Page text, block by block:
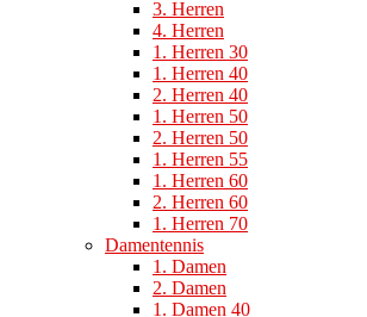
3. Herren
4. Herren
1. Herren 30
1. Herren 40
2. Herren 40
1. Herren 50
2. Herren 50
1. Herren 55
1. Herren 60
2. Herren 60
1. Herren 70
Damentennis
1. Damen
2. Damen
1. Damen 40